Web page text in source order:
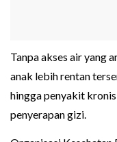
Tanpa akses air yang
anak lebih rentan
hingga penyakit
penyerapan gizi.